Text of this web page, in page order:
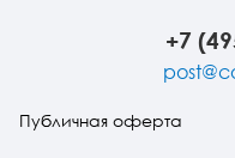
+7
Публичная оферта